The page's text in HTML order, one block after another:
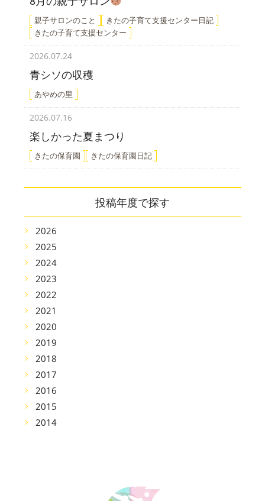
親子サロンのこと
きたの子育て支援センター日記
きたの子育て支援センター
2026.07.24
青シソの収穫
あやめの里
2026.07.16
楽しかった夏まつり
きたの保育園 きたの保育園日記
投稿年度で探す
2026
2025
2024
2023
2022
2021
2020
2019
2018
2017
2016
2015
2014